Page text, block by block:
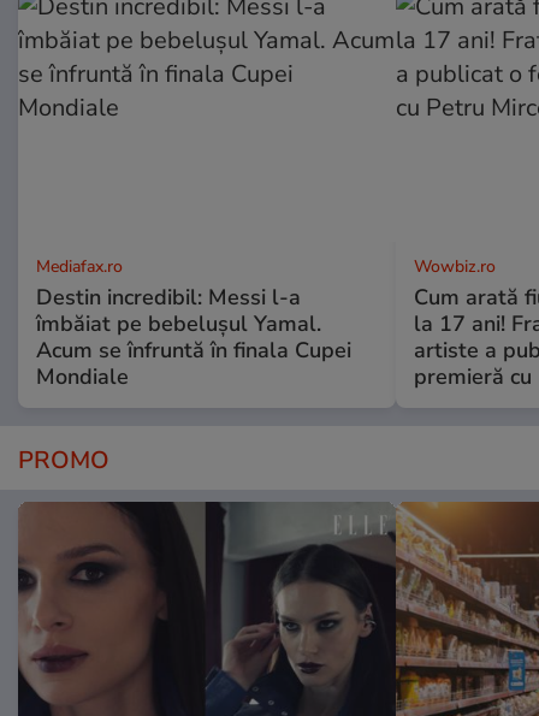
Mediafax.ro
Destin incredibil: Messi l-a
îmbăiat pe bebelușul Yamal.
Acum se înfruntă în finala Cupei
Mondiale
Wowbiz.ro
Cum arată
la 17 ani!
artiste a
premieră cu
PROMO